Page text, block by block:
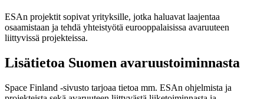
ESAn projektit sopivat yrityksille, jotka haluavat laajentaa
osaamistaan ja tehdä yhteistyötä eurooppalaisissa avaruuteen
liittyvissä projekteissa.
Lisätietoa Suomen avaruustoiminnasta
Space Finland -sivusto tarjoaa tietoa mm. ESAn ohjelmista ja